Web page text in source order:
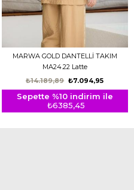
MARWA GOLD DANTELLİ TAKIM
MA24.22 Latte
₺7.094,95
₺14.189,89
Sepette %10 indirim ile
₺6385,45